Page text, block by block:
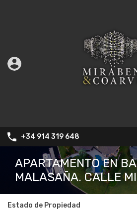
+34 914 319 648
APARTAMENTO EN
MALASAÑA. CALLE
Estado de Propiedad